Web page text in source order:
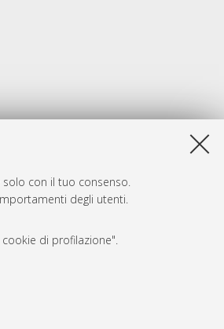
con il tuo consenso.
degli utenti.
di profilazione".